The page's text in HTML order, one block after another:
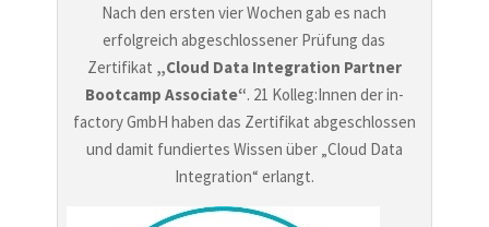
Nach den ersten vier Wochen gab es nach
erfolgreich abgeschlossener Prüfung das
Zertifikat „Cloud Data Integration Partner
Bootcamp Associate“. 21 Kolleg:Innen der in-
factory GmbH haben das Zertifikat abgeschlossen
und damit fundiertes Wissen über „Cloud Data
Integration“ erlangt.